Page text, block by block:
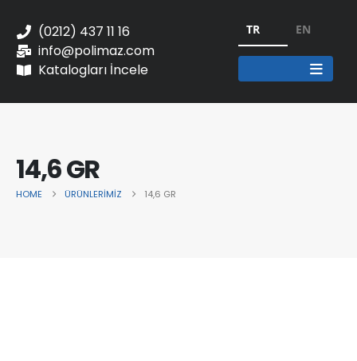
(0212) 437 11 16
info@polimaz.com
Katalogları İncele
TR EN
14,6 GR
HOME ÜRÜNLERIMIZ 14,6 GR